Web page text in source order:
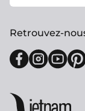
Retrouvez-